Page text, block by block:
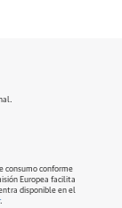
consumo conforme
Europea facilita
disponible en el
.